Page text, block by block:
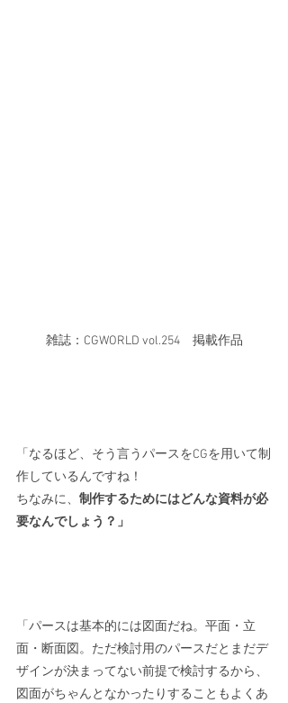
雑誌：CGWORLD vol.254　掲載作品
「なるほど、そう言うパースをCGを用いて制
作しているんですね！
ちなみに、 制作するためにはどんな資料が必
要なんでしょう？」
「パースは基本的には図面だね。 平面・立
面・断面図。ただ検討用のパースだとまだデ
ザインが決まってない前提で検討するから、
図面がちゃんとなかったりすることもよくあ